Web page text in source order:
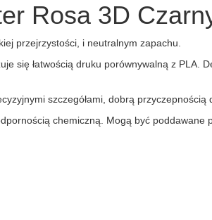
Rosa 3D
przejrzystości, i neutralnym zapachu.
się łatwością druku porównywalną z
szczegółami, dobrą
chemiczną. Mogą być poddawane